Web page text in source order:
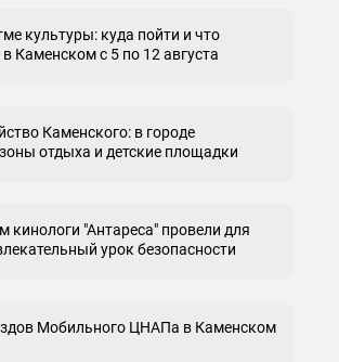
культуры: куда пойти и что
Каменском с 5 по 12 августа
Каменского: в городе
отдыха и детские площадки
кинологи "Антареса" провели для
урок безопасности
Мобильного ЦНАПа в Каменском